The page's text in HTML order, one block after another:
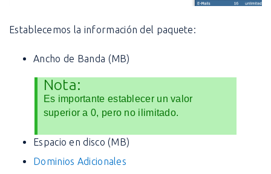
Establecemos la información del paquete:
Ancho de Banda (MB)
Nota:
Es importante establecer un valor
superior a 0, pero no ilimitado.
Espacio en disco (MB)
Dominios Adicionales